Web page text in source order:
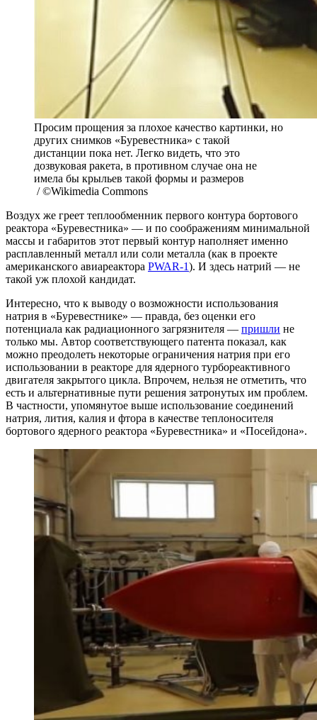
Просим прощения за плохое качество картинки, но
других снимков «Буревестника» с такой
дистанции пока нет. Легко видеть, что это
дозвуковая ракета, в противном случае она не
имела бы крыльев такой формы и размеров
/ ©Wikimedia Commons
Воздух же греет теплообменник первого контура бортового
реактора «Буревестника» — и по соображениям минимальной
массы и габаритов этот первый контур наполняет именно
расплавленный металл или соли металла (как в проекте
американского авиареактора PWAR-1). И здесь натрий — не
такой уж плохой кандидат.
Интересно, что к выводу о возможности использования
натрия в «Буревестнике» — правда, без оценки его
потенциала как радиационного загрязнителя — пришли не
только мы. Автор соответствующего патента показал, как
можно преодолеть некоторые ограничения натрия при его
использовании в реакторе для ядерного турбореактивного
двигателя закрытого цикла. Впрочем, нельзя не отметить, что
есть и альтернативные пути решения затронутых им проблем.
В частности, упомянутое выше использование соединений
натрия, лития, калия и фтора в качестве теплоносителя
бортового ядерного реактора «Буревестника» и «Посейдона».